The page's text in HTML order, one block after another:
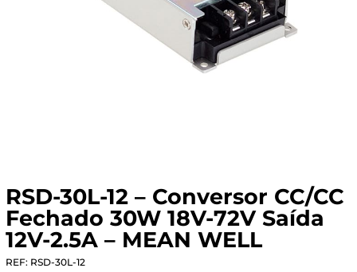
RSD-30L-12 – Conversor CC/CC
Fechado 30W 18V-72V Saída
12V-2.5A – MEAN WELL
REF: RSD-30L-12